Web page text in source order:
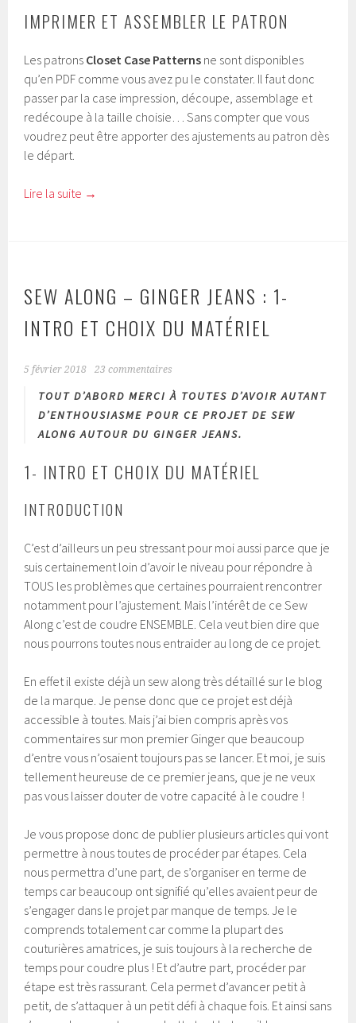
IMPRIMER ET ASSEMBLER LE PATRON
Les patrons Closet Case Patterns ne sont disponibles
qu’en PDF comme vous avez pu le constater. Il faut donc
passer par la case impression, découpe, assemblage et
redécoupe à la taille choisie… Sans compter que vous
voudrez peut être apporter des ajustements au patron dès
le départ.
Lire la suite →
SEW ALONG – GINGER JEANS : 1-
INTRO ET CHOIX DU MATÉRIEL
5 février 2018 23 commentaires
TOUT D’ABORD MERCI À TOUTES D’AVOIR AUTANT
D’ENTHOUSIASME POUR CE PROJET DE SEW
ALONG AUTOUR DU GINGER JEANS.
1- INTRO ET CHOIX DU MATÉRIEL
INTRODUCTION
C’est d’ailleurs un peu stressant pour moi aussi parce que je
suis certainement loin d’avoir le niveau pour répondre à
TOUS les problèmes que certaines pourraient rencontrer
notamment pour l’ajustement. Mais l’intérêt de ce Sew
Along c’est de coudre ENSEMBLE. Cela veut bien dire que
nous pourrons toutes nous entraider au long de ce projet.
En effet il existe déjà un sew along très détaillé sur le blog
de la marque. Je pense donc que ce projet est déjà
accessible à toutes. Mais j’ai bien compris après vos
commentaires sur mon premier Ginger que beaucoup
d’entre vous n’osaient toujours pas se lancer. Et moi, je suis
tellement heureuse de ce premier jeans, que je ne veux
pas vous laisser douter de votre capacité à le coudre !
Je vous propose donc de publier plusieurs articles qui vont
permettre à nous toutes de procéder par étapes. Cela
nous permettra d’une part, de s’organiser en terme de
temps car beaucoup ont signifié qu’elles avaient peur de
s’engager dans le projet par manque de temps. Je le
comprends totalement car comme la plupart des
couturières amatrices, je suis toujours à la recherche de
temps pour coudre plus ! Et d’autre part, procéder par
étape est très rassurant. Cela permet d’avancer petit à
petit, de s’attaquer à un petit défi à chaque fois. Et ainsi sans